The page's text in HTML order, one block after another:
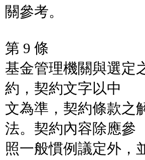
關參考。
第 9 條
基金管理機關與選定
約，契約文字以中
文為準，契約條款之
法。契約內容除應參
照一般慣例議定外，